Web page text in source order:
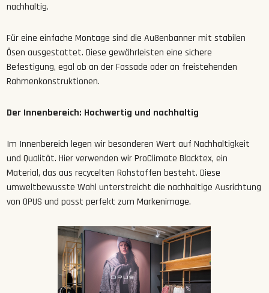
nachhaltig.
Für eine einfache Montage sind die Außenbanner mit stabilen
Ösen ausgestattet. Diese gewährleisten eine sichere
Befestigung, egal ob an der Fassade oder an freistehenden
Rahmenkonstruktionen.
Der Innenbereich: Hochwertig und nachhaltig
Im Innenbereich legen wir besonderen Wert auf Nachhaltigkeit
und Qualität. Hier verwenden wir ProClimate Blacktex, ein
Material, das aus recycelten Rohstoffen besteht. Diese
umweltbewusste Wahl unterstreicht die nachhaltige Ausrichtung
von OPUS und passt perfekt zum Markenimage.